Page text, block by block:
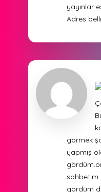
yayınlar
Adres
görmek
yapmış
sohbetim
gördüm